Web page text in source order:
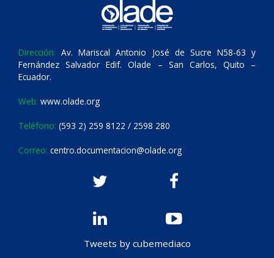
Dirección: Av. Mariscal Antonio José de Sucre N58-63 y
Fernández Salvador Edif. Olade – San Carlos, Quito –
Ecuador.
Web: www.olade.org
Teléfono: (593 2) 259 8122 / 2598 280
Correo: centro.documentacion@olade.org
Tweets by cubemediaco